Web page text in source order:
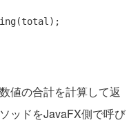
値の合計を計算して返
ッドをJavaFX側で呼び